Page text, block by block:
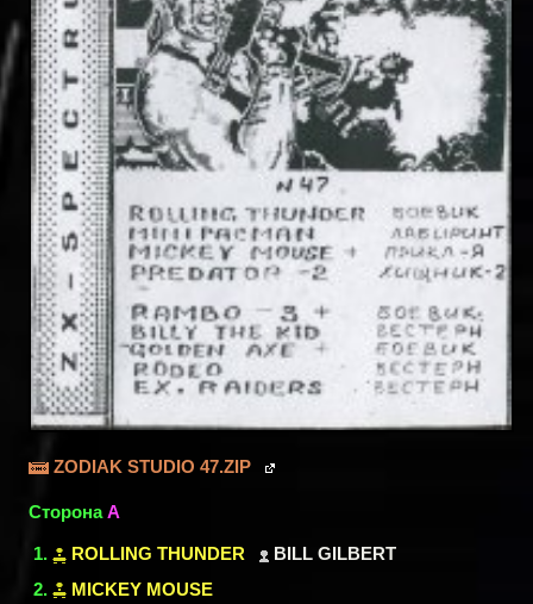
ZODIAK STUDIO 47.ZIP
СторонаA
ROLLING THUNDER
BILL GILBERT
MICKEY MOUSE